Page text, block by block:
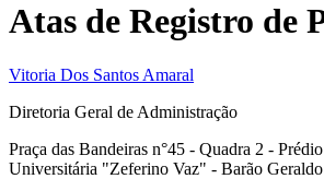
Atas de Registro de
Vitoria Dos Santos Amaral
Diretoria Geral de Administração
Praça das Bandeiras n°45 - Quadra 2 -
Universitária "Zeferino Vaz" - Barão